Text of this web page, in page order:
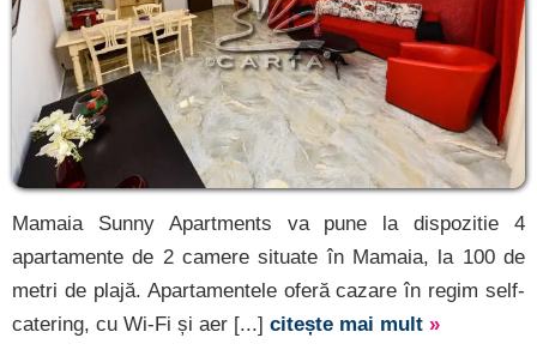
Mamaia Sunny Apartments va pune la dispozitie 4
apartamente de 2 camere situate în Mamaia, la 100 de
metri de plajă. Apartamentele oferă cazare în regim self-
catering, cu Wi-Fi și aer [...] citește mai mult »